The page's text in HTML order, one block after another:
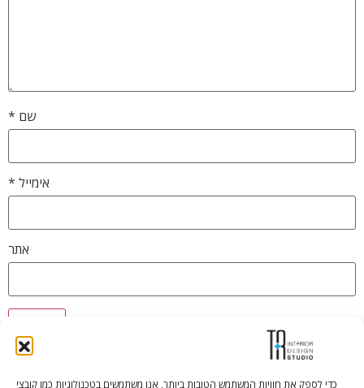
כדי לספק את חוויות המשתמש הטובות ביותר, אנו משתמשים בטכנולוגיות כמו קובצי
שם *
אימייל *
אתר